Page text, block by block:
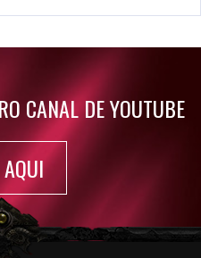
de Resident Evil 9
CANAL DE YOUTUBE